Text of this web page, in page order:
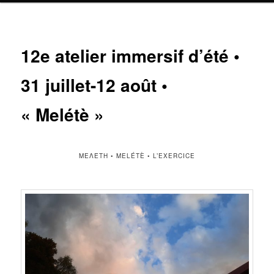
12e atelier immersif d’été •
31 juillet-12 août •
« Melétè »
ΜΕΛΈΤΗ • MELÉTÈ • L’EXERCICE